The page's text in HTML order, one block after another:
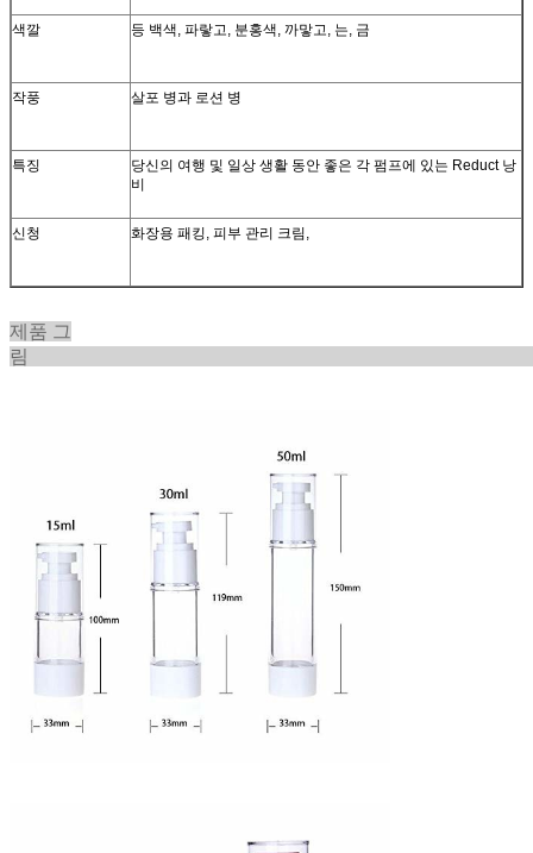
색깔 등 백색, 파랗고, 분홍색, 까맣고, 는, 금
작풍 살포 병과 로션 병
특징
당신의 여행 및 일상 생활 동안 좋은 각 펌프에 있는 Reduct 낭
비
신청 화장용 패킹, 피부 관리 크림,
제품 그